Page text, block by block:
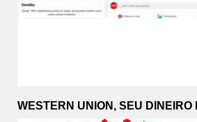
WESTERN UNION, SEU DINEIRO